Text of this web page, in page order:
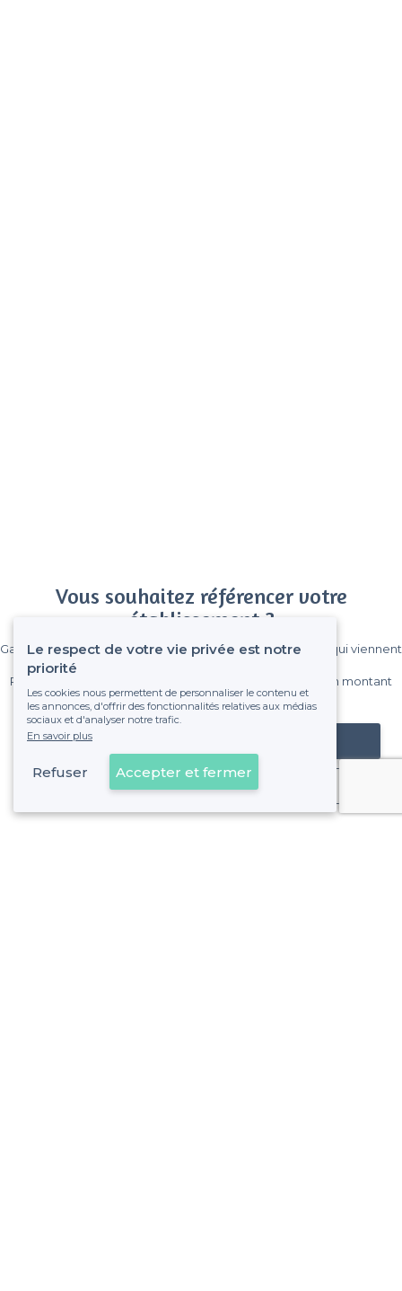
Vous souhaitez référencer votre
établissement ?
Gagnez de nombreux clients parmi le million de visiteurs qui viennent
Pas de commissions et sans engagement, vous payez un montant
fixe sans risque de voir déraper la facture.
Référencer mon établissement
Déjà client
Le respect de votre vie privée est notre
priorité
Les cookies nous permettent de personnaliser le contenu et
les annonces, d'offrir des fonctionnalités relatives aux médias
sociaux et d'analyser notre trafic.
En savoir plus
Refuser Accepter et fermer